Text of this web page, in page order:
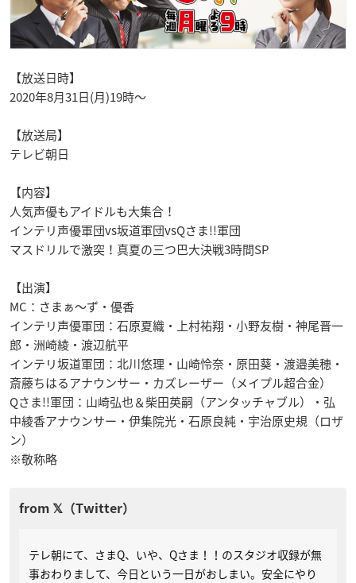
【放送日時】
2020年8月31日(月)19時〜
【放送局】
テレビ朝日
【内容】
人気声優もアイドルも大集合！
インテリ声優軍団vs坂道軍団vsQさま!!軍団
マスドリルで激突！真夏の三つ巴大決戦3時間SP
【出演】
MC：さまぁ～ず・優香
インテリ声優軍団：石原夏織・上村祐翔・小野友樹・神尾晋一
郎・洲崎綾・渡辺航平
インテリ坂道軍団：北川悠理・山崎怜奈・原田葵・渡邉美穂・
斎藤ちはるアナウンサー・カズレーザー（メイプル超合金）
Qさま!!軍団：山崎弘也＆柴田英嗣（アンタッチャブル）・弘
中綾香アナウンサー・伊集院光・石原良純・宇治原史規（ロザ
ン）
※敬称略
テレ朝にて、さまQ、いや、Qさま！！のスタジオ収録が無
事おわりまして、今日という一日がおしまい。安全にやり